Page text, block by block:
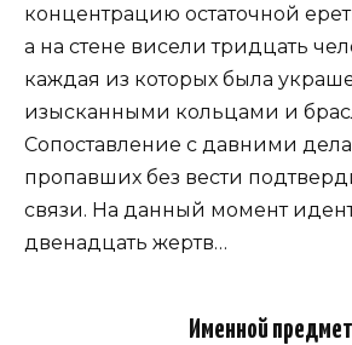
концентрацию остаточной
а на стене висели тридцать
каждая из которых была
изысканными кольцами и
Сопоставление с давними
пропавших без вести
связи. На данный момент
двенадцать жертв…
Именной предмет